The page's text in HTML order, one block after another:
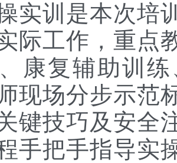
实训是本次培
际工作，重点
康复辅助训
现场分步示范
键技巧及安全
手把手指导实